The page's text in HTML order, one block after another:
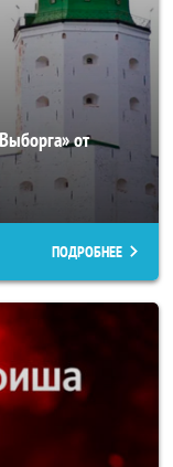
от
ПОДРОБНЕЕ